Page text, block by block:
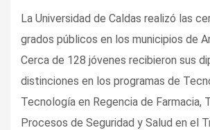
La Universidad de Caldas realizó las
grados públicos en los municipios de
Cerca de 128 jóvenes recibieron sus
distinciones en los programas de
Tecnología en Regencia de Farmacia,
Procesos de Seguridad y Salud en el